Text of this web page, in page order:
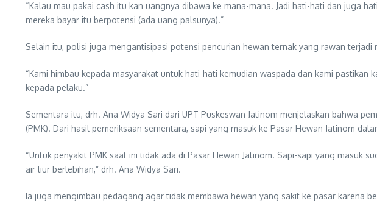
“Kalau mau pakai cash itu kan uangnya dibawa ke mana-mana. Jadi hati-hati dan juga
mereka bayar itu berpotensi (ada uang palsunya).”
Selain itu, polisi juga mengantisipasi potensi pencurian hewan ternak yang rawan
“Kami himbau kepada masyarakat untuk hati-hati kemudian waspada dan kami
kepada pelaku.”
Sementara itu, drh. Ana Widya Sari dari UPT Puskeswan Jatinom menjelaskan bahwa
(PMK). Dari hasil pemeriksaan sementara, sapi yang masuk ke Pasar Hewan Jatinom
“Untuk penyakit PMK saat ini tidak ada di Pasar Hewan Jatinom. Sapi-sapi yang masuk
air liur berlebihan,” drh. Ana Widya Sari.
Ia juga mengimbau pedagang agar tidak membawa hewan yang sakit ke pasar karena